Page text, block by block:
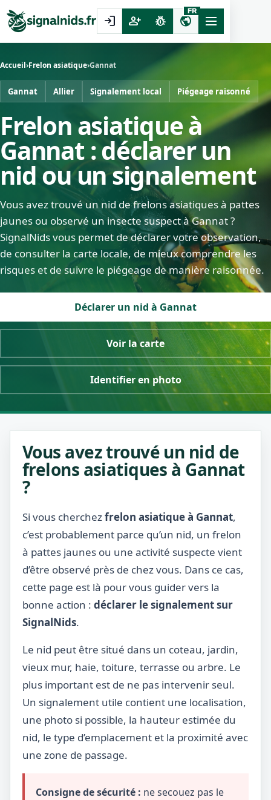
login person_add pest_control public
FR
Accueil›Frelon asiatique›Gannat
Gannat Allier Signalement local Piégeage raisonné
Frelon asiatique à
Gannat : déclarer un
nid ou un signalement
Vous avez trouvé un nid de frelons asiatiques à pattes
jaunes ou observé un insecte suspect à Gannat ?
SignalNids vous permet de déclarer votre observation,
de consulter la carte locale, de mieux comprendre les
risques et de suivre le piégeage de manière raisonnée.
Déclarer un nid à Gannat
Voir la carte
Identifier en photo
Vous avez trouvé un nid de
frelons asiatiques à Gannat
?
Si vous cherchezfrelon asiatique à Gannat,
c’est probablement parce qu’un nid, un frelon
à pattes jaunes ou une activité suspecte vient
d’être observé près de chez vous. Dans ce cas,
cette page est là pour vous guider vers la
bonne action : déclarer le signalement sur
SignalNids.
Le nid peut être situé dans un coteau, jardin,
vieux mur, haie, toiture, terrasse ou arbre. Le
plus important est de ne pas intervenir seul.
Un signalement utile contient une localisation,
une photo si possible, la hauteur estimée du
nid, le type d’emplacement et la proximité avec
une zone de passage.
Consigne de sécurité : ne secouez pas le